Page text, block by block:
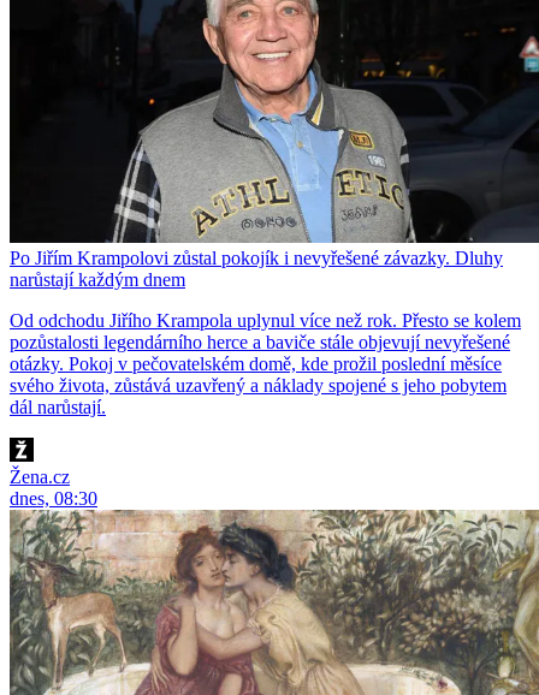
Po Jiřím Krampolovi zůstal pokojík i nevyřešené závazky. Dluhy
narůstají každým dnem
Od odchodu Jiřího Krampola uplynul více než rok. Přesto se kolem
pozůstalosti legendárního herce a baviče stále objevují nevyřešené
otázky. Pokoj v pečovatelském domě, kde prožil poslední měsíce
svého života, zůstává uzavřený a náklady spojené s jeho pobytem
dál narůstají.
Žena.cz
dnes, 08:30